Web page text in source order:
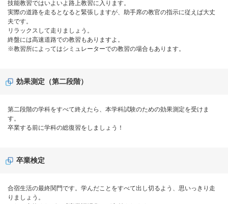
技能教習ではいよいよ路上教習に入ります。
実際の道路を走るとなると緊張しますが、助手席の教官の指示に従えば大丈
夫です。
リラックスして走りましょう。
終盤には高速道路での教習もありますよ。
※教習所によってはシミュレーターでの教習の場合もあります。
効果測定（第二段階）
第二段階の学科をすべて終えたら、本学科試験のための効果測定を受けま
す。
卒業する前に学科の総復習をしましょう！
卒業検定
合宿生活の最終関門です。学んだことをすべて出し切るよう、思いっきり走
りましょう。